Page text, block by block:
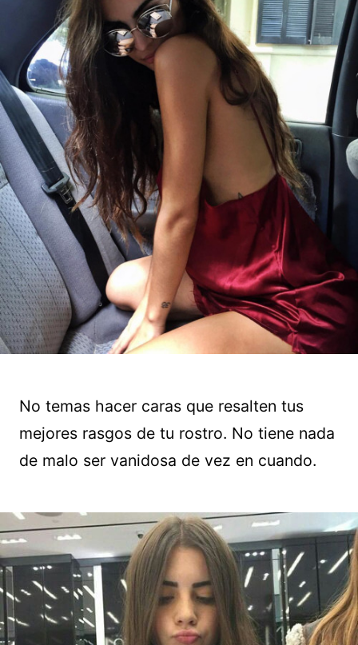
No temas hacer caras que resalten tus
mejores rasgos de tu rostro. No tiene nada
de malo ser vanidosa de vez en cuando.